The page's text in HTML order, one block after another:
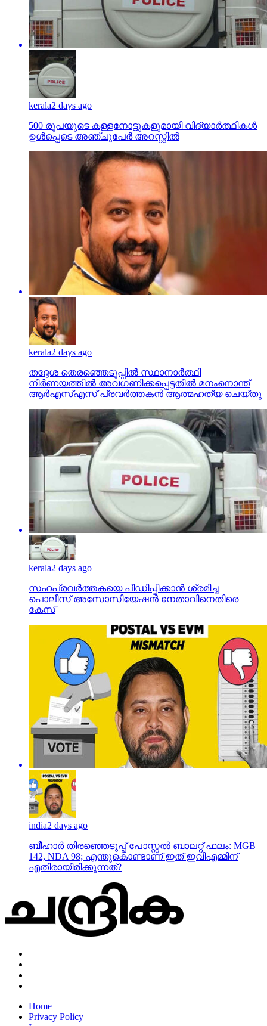
kerala2 days ago
500 രൂപയുടെ കള്ളനോട്ടുകളുമായി വിദ്യാര്‍ത്ഥികള്‍
ഉള്‍പ്പെടെ അഞ്ചുപേര്‍ അറസ്റ്റില്‍
kerala2 days ago
തദ്ദേശ തെരഞ്ഞെടുപ്പില്‍ സ്ഥാനാര്‍ത്ഥി
നിര്‍ണയത്തില്‍ അവഗണിക്കപ്പെട്ടതില്‍ മനംനൊന്ത്
ആര്‍എസ്എസ് പ്രവര്‍ത്തകന്‍ ആത്മഹത്യ ചെയ്തു
kerala2 days ago
സഹപ്രവര്‍ത്തകയെ പീഡിപ്പിക്കാന്‍ ശ്രമിച്ച
പൊലീസ് അസോസിയേഷന്‍ നേതാവിനെതിരെ
കേസ്
india2 days ago
ബീഹാർ തിരഞ്ഞെടുപ്പ് പോസ്റ്റൽ ബാലറ്റ് ഫലം: MGB
142, NDA 98; എന്തുകൊണ്ടാണ് ഇത് ഇവിഎമ്മിന്
എതിരായിരിക്കുന്നത്?
Home
Privacy Policy